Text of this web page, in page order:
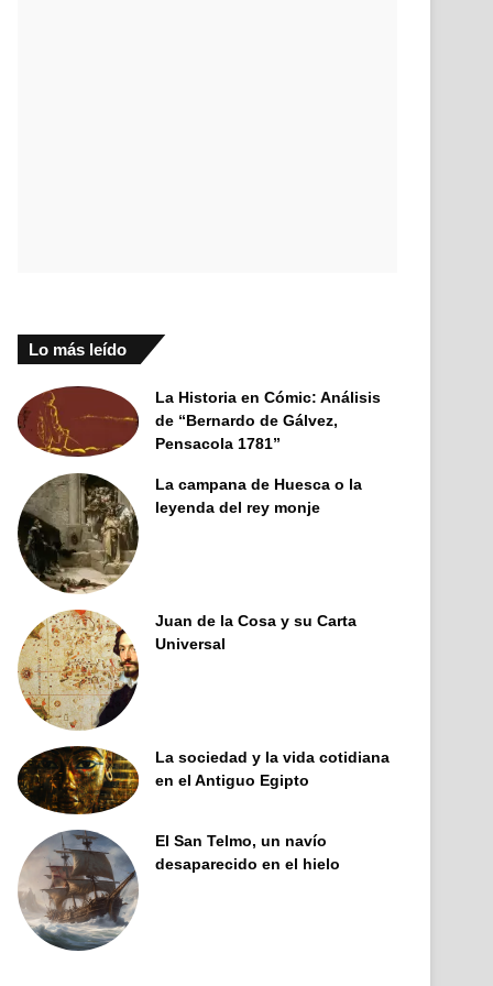
Lo más leído
La Historia en Cómic: Análisis
de “Bernardo de Gálvez,
Pensacola 1781”
La campana de Huesca o la
leyenda del rey monje
Juan de la Cosa y su Carta
Universal
La sociedad y la vida cotidiana
en el Antiguo Egipto
El San Telmo, un navío
desaparecido en el hielo